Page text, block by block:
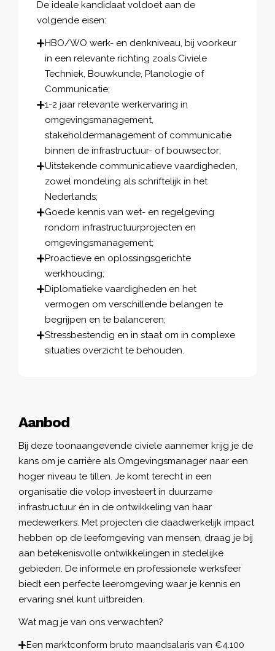
Aanbod
Bij deze toonaangevende civiele aannemer krijg je de
kans om je carrière als Omgevingsmanager naar een
hoger niveau te tillen. Je komt terecht in een
organisatie die volop investeert in duurzame
infrastructuur én in de ontwikkeling van haar
medewerkers. Met projecten die daadwerkelijk impact
hebben op de leefomgeving van mensen, draag je bij
aan betekenisvolle ontwikkelingen in stedelijke
gebieden. De informele en professionele werksfeer
biedt een perfecte leeromgeving waar je kennis en
ervaring snel kunt uitbreiden.
Wat mag je van ons verwachten?
Een marktconform bruto maandsalaris van €4.100
De ideale kandidaat voldoet aan de
volgende eisen:
HBO/WO werk- en denkniveau, bij voorkeur
in een relevante richting zoals Civiele
Techniek, Bouwkunde, Planologie of
Communicatie;
1-2 jaar relevante werkervaring in
omgevingsmanagement,
stakeholdermanagement of communicatie
binnen de infrastructuur- of bouwsector;
Uitstekende communicatieve vaardigheden,
zowel mondeling als schriftelijk in het
Nederlands;
Goede kennis van wet- en regelgeving
rondom infrastructuurprojecten en
omgevingsmanagement;
Proactieve en oplossingsgerichte
werkhouding;
Diplomatieke vaardigheden en het
vermogen om verschillende belangen te
begrijpen en te balanceren;
Stressbestendig en in staat om in complexe
situaties overzicht te behouden.